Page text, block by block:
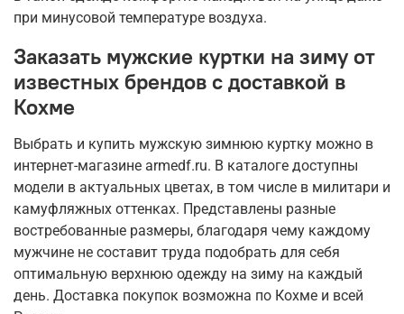
при минусовой температуре воздуха.
Заказать мужские куртки на зиму от
известных брендов с доставкой в
Кохме
Выбрать и купить мужскую зимнюю куртку можно в
интернет-магазине armedf.ru. В каталоге доступны
модели в актуальных цветах, в том числе в милитари и
камуфляжных оттенках. Представлены разные
востребованные размеры, благодаря чему каждому
мужчине не составит труда подобрать для себя
оптимальную верхнюю одежду на зиму на каждый
день. Доставка покупок возможна по Кохме и всей